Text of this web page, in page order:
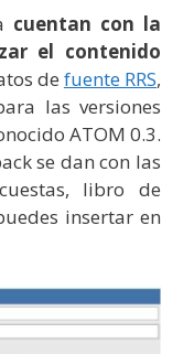
cuentan con la
el contenido
de fuente RRS,
las versiones
ATOM 0.3.
se dan con las
libro de
insertar en